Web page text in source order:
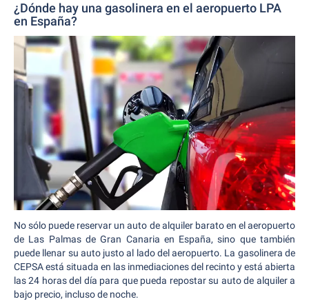
¿Dónde hay una gasolinera en el aeropuerto LPA
en España?
No sólo puede reservar un auto de alquiler barato en el aeropuerto
de Las Palmas de Gran Canaria en España, sino que también
puede llenar su auto justo al lado del aeropuerto. La gasolinera de
CEPSA está situada en las inmediaciones del recinto y está abierta
las 24 horas del día para que pueda repostar su auto de alquiler a
bajo precio, incluso de noche.